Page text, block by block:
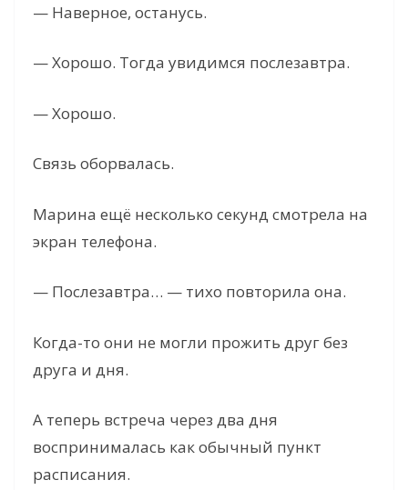
— Наверное, останусь.
— Хорошо. Тогда увидимся послезавтра.
— Хорошо.
Связь оборвалась.
Марина ещё несколько секунд смотрела на
экран телефона.
— Послезавтра… — тихо повторила она.
Когда-то они не могли прожить друг без
друга и дня.
А теперь встреча через два дня
воспринималась как обычный пункт
расписания.